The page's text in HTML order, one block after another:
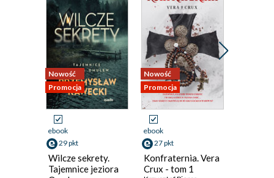
Nowość
Promocja
ebook
29 pkt
Wilcze sekrety.
Tajemnice jeziora
Nowość
Promocja
ebook
27 pkt
Konfraternia. Vera
Crux - tom 1